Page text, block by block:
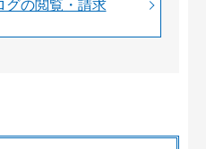
グの閲覧・請求